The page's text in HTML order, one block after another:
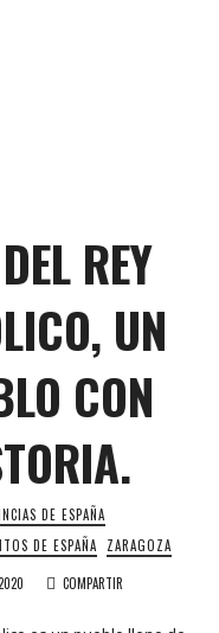
REY
UN
CON
DE ESPAÑA
DE ESPAÑA
ZARAGOZA
COMPARTIR